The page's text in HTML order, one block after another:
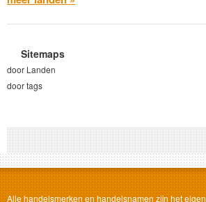
Sitemaps
door Landen
door tags
Alle handelsmerken en handelsnamen zijn het